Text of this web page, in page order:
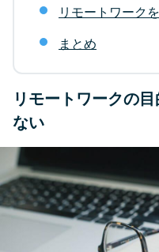
リモートワーク
まとめ
リモートワークの
ない